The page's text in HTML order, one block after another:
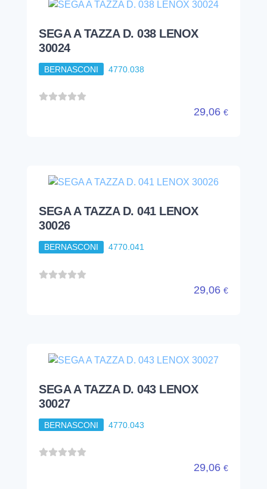
SEGA A TAZZA D. 038 LENOX
30024
BERNASCONI 4770.038
29,06 €
SEGA A TAZZA D. 041 LENOX
30026
BERNASCONI 4770.041
29,06 €
SEGA A TAZZA D. 043 LENOX
30027
BERNASCONI 4770.043
29,06 €